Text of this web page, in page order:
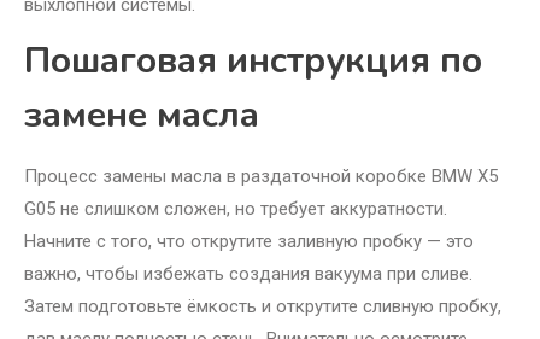
выхлопной системы.
Пошаговая инструкция по
замене масла
Процесс замены масла в раздаточной коробке BMW X5
G05 не слишком сложен, но требует аккуратности.
Начните с того, что открутите заливную пробку — это
важно, чтобы избежать создания вакуума при сливе.
Затем подготовьте ёмкость и открутите сливную пробку,